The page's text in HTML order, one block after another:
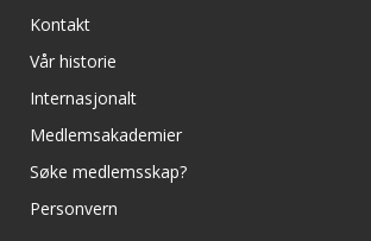
Kontakt
Vår historie
Internasjonalt
Medlemsakademier
Søke medlemsskap?
Personvern